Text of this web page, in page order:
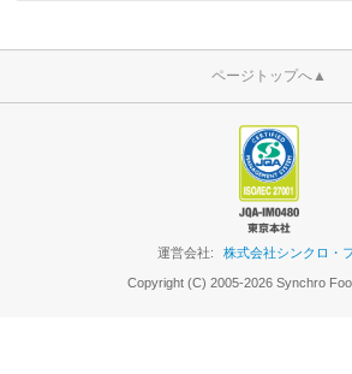
ページトップへ▲
運営会社: 株式会社シンクロ・
Copyright (C) 2005-2026 Synchro